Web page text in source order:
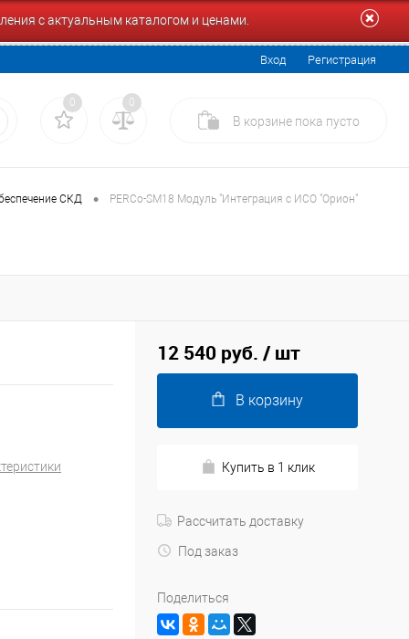
с актуальным каталогом и ценами.
Вход Регистрация
0 0
В корзине пока пусто
СКД • PERCo-SM18 Модуль "Интеграция с ИСО "Орион"
12 540 руб. / шт
В корзину
Купить в 1 клик
Рассчитать доставку
Под заказ
Поделиться